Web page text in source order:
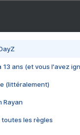
13 ans (et vous l'avez
(littéralement)
Rayan
toutes les règles